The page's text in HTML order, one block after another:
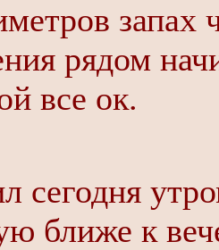
запах
рядом
все ок.
сегодня
ближе к